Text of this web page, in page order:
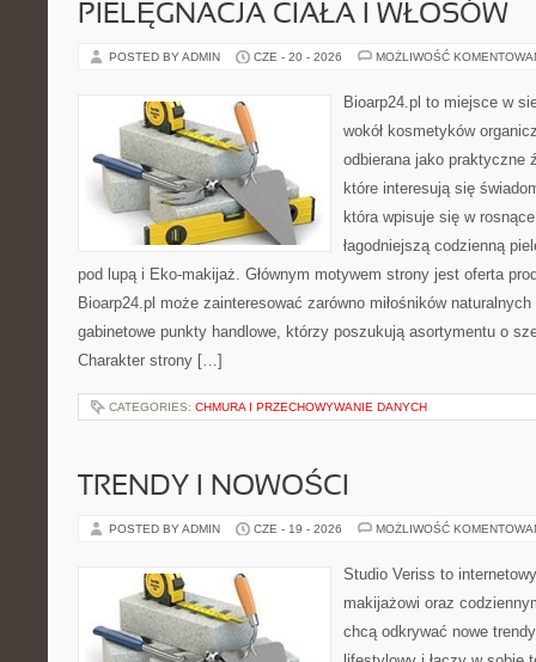
PIELĘGNACJA CIAŁA I WŁOSÓW
POSTED BY ADMIN CZE - 20 - 2026 MOŻLIWOŚĆ
Bioarp24.pl to miejsce w
wokół kosmetyków
odbierana jako praktyczne
które interesują się
która wpisuje się w
łagodniejszą codzienną
pod lupą i Eko-makijaż. Głównym motywem strony jest oferta
Bioarp24.pl może zainteresować zarówno miłośników
gabinetowe punkty handlowe, którzy poszukują asortymentu o
Charakter strony […]
CATEGORIES: CHMURA I PRZECHOWYWANIE DANYCH
TRENDY I NOWOŚCI
POSTED BY ADMIN CZE - 19 - 2026 MOŻLIWOŚĆ
Studio Veriss to
makijażowi oraz
chcą odkrywać nowe